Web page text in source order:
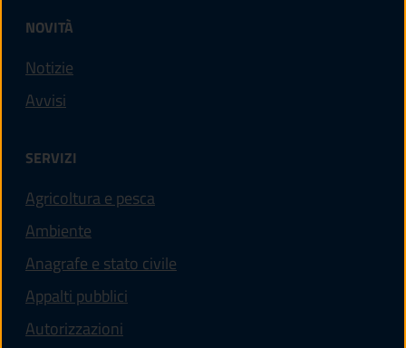
NOVITÀ
Notizie
Avvisi
SERVIZI
Agricoltura e pesca
Ambiente
Anagrafe e stato civile
Appalti pubblici
Autorizzazioni